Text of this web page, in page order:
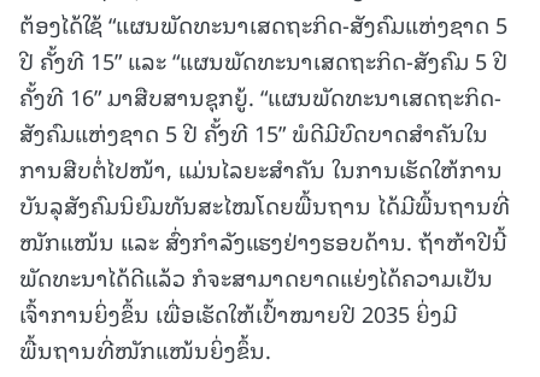
ຕ້ອງໄດ້ໃຊ້ “ແຜນພັດທະນາເສດຖະກິດ-ສັງຄົມແຫ່ງຊາດ 5
ປີ ຄັ້ງທີ 15” ແລະ “ແຜນພັດທະນາເສດຖະກິດ-ສັງຄົມ 5 ປີ
ຄັ້ງທີ 16” ມາສືບສານຊຸກຍູ້. “ແຜນພັດທະນາເສດຖະກິດ-
ສັງຄົມແຫ່ງຊາດ 5 ປີ ຄັ້ງທີ 15” ພໍດີມີບົດບາດສໍາຄັນໃນ
ການສືບຕໍ່ໄປໜ້າ, ແມ່ນໄລຍະສໍາຄັນ ໃນການເຮັດໃຫ້ການ
ບັນລຸສັງຄົມນິຍົມທັນສະໄໝໂດຍພື້ນຖານ ໄດ້ມີພື້ນຖານທີ່
ໜັກແໜ້ນ ແລະ ສົ່ງກຳລັງແຮງຢ່າງຮອບດ້ານ. ຖ້າຫ້າປີນີ້
ພັດທະນາໄດ້ດີແລ້ວ ກໍຈະສາມາດຍາດແຍ່ງໄດ້ຄວາມເປັນ
ເຈົ້າການຍິ່ງຂຶ້ນ ເພື່ອເຮັດໃຫ້ເປົ້າໝາຍປີ 2035 ຍິ່ງມີ
ພື້ນຖານທີ່ໜັກແໜ້ນຍິ່ງຂຶ້ນ.